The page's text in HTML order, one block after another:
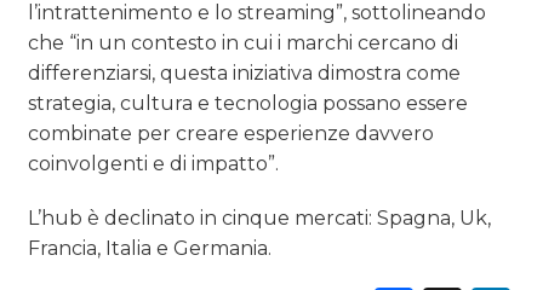
l’intrattenimento e lo streaming”, sottolineando
che “in un contesto in cui i marchi cercano di
differenziarsi, questa iniziativa dimostra come
strategia, cultura e tecnologia possano essere
combinate per creare esperienze davvero
coinvolgenti e di impatto”.
L’hub è declinato in cinque mercati: Spagna, Uk,
Francia, Italia e Germania.